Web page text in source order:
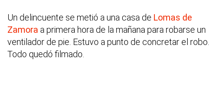
Un delincuente se metió a una casa de Lomas de
Zamora a primera hora de la mañana para robarse un
ventilador de pie. Estuvo a punto de concretar el robo.
Todo quedó filmado.